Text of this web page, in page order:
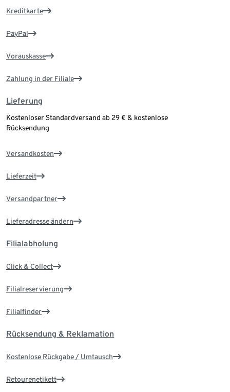
Kreditkarte
PayPal
Vorauskasse
Zahlung in der Filiale
Lieferung
Kostenloser Standardversand ab 29 € & kostenlose
Rücksendung
Versandkosten
Lieferzeit
Versandpartner
Lieferadresse ändern
Filialabholung
Click & Collect
Filialreservierung
Filialfinder
Rücksendung & Reklamation
Kostenlose Rückgabe / Umtausch
Retourenetikett